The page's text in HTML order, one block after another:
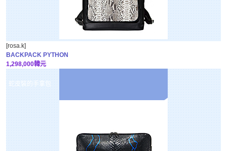
[rosa.k]
BACKPACK PYTHON
1,298,000韓元
蛇皮裝的手拿包